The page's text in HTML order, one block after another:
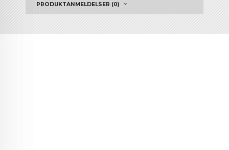
PRODUKTANMELDELSER (0)